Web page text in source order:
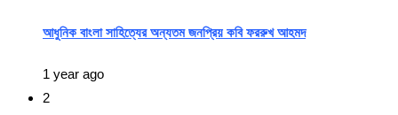
আধুনিক বাংলা সাহিত্যের অন্যতম জনপ্রিয় কবি ফররুখ আহমদ
1 year ago
2